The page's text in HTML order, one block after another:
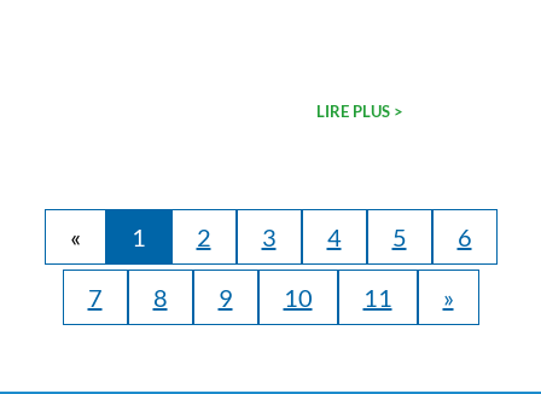
LIRE PLUS >
« 1 2 3 4 5 6
7 8 9 10 11 »